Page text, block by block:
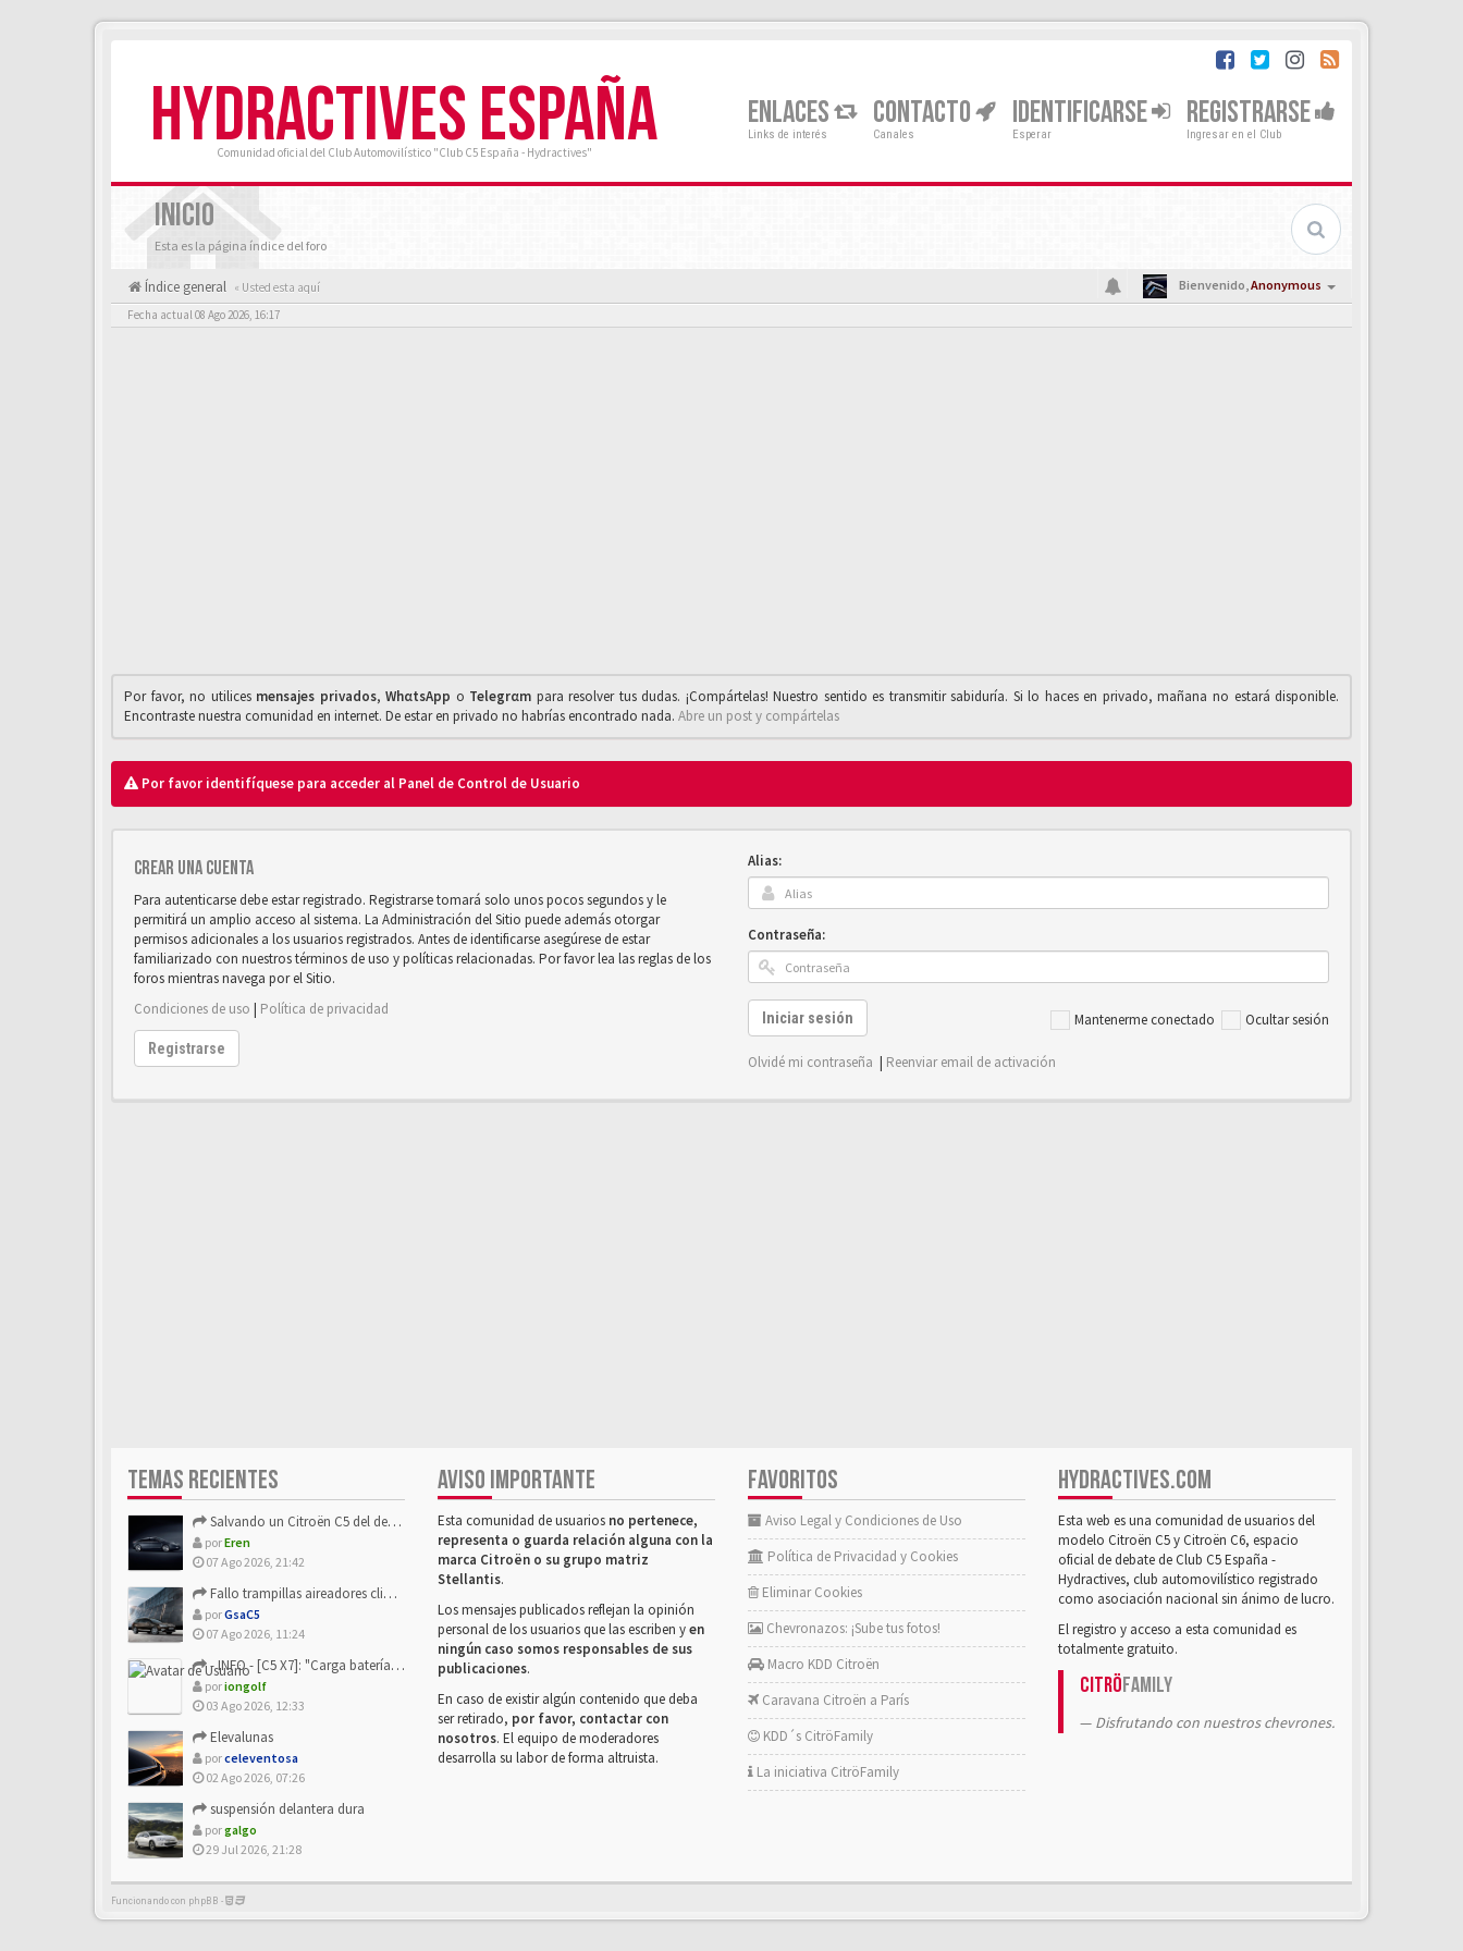
HYDRACTIVES ESPAÑA
Comunidad oficial del Club Automovilístico "Club C5 España - Hydractives"
ENLACES
Links de interés
CONTACTO
Canales
IDENTIFICARSE
Esperar
REGISTRARSE
Ingresar en el Club
INICIO
Esta es la página índice del foro
Índice general « Usted esta aquí Bienvenido,Anonymous
Fecha actual 08 Ago 2026, 16:17
Por favor, no utilices mensajes privados,WhαtsApp o Telegrαm para resolver tus dudas. ¡Compártelas! Nuestro sentido es transmitir sabiduría. Si lo haces en privado, mañana no estará disponible.
Encontraste nuestra comunidad en internet. De estar en privado no habrías encontrado nada. Abre un post y compártelas
Por favor identifíquese para acceder al Panel de Control de Usuario
Crear una cuenta
Para autenticarse debe estar registrado. Registrarse tomará solo unos pocos segundos y le
permitirá un amplio acceso al sistema. La Administración del Sitio puede además otorgar
permisos adicionales a los usuarios registrados. Antes de identificarse asegúrese de estar
familiarizado con nuestros términos de uso y políticas relacionadas. Por favor lea las reglas de los
foros mientras navega por el Sitio.
Condiciones de uso | Política de privacidad
Registrarse
Alias:
Contraseña:
Mantenerme conectado Ocultar sesión
Iniciar sesión
Olvidé mi contraseña | Reenviar email de activación
TEMAS RECIENTES
Salvando un Citroën C5 del desguace: Presentación y seguimiento
porEren
07 Ago 2026, 21:42
Fallo trampillas aireadores climatizador
porGsaC5
07 Ago 2026, 11:24
- INFO - [C5 X7]: "Carga batería o alimentación eléctri...
poriongolf
03 Ago 2026, 12:33
Elevalunas
porceleventosa
02 Ago 2026, 07:26
suspensión delantera dura
porgalgo
29 Jul 2026, 21:28
AVISO IMPORTANTE
Esta comunidad de usuarios no pertenece,
representa o guarda relación alguna con la
marca Citroën o su grupo matriz
Stellantis.
Los mensajes publicados reflejan la opinión
personal de los usuarios que las escriben yen
ningún caso somos responsables de sus
publicaciones.
En caso de existir algún contenido que deba
ser retirado, por favor, contactar con
nosotros. El equipo de moderadores
desarrolla su labor de forma altruista.
FAVORITOS
Aviso Legal y Condiciones de Uso
Política de Privacidad y Cookies
Eliminar Cookies
Chevronazos: ¡Sube tus fotos!
Macro KDD Citroën
Caravana Citroën a París
KDD´s CitröFamily
La iniciativa CitröFamily
HYDRACTIVES.COM
Esta web es una comunidad de usuarios del
modelo Citroën C5 y Citroën C6, espacio
oficial de debate de Club C5 España -
Hydractives, club automovilístico registrado
como asociación nacional sin ánimo de lucro.
El registro y acceso a esta comunidad es
totalmente gratuito.
CitröFamily
Disfrutando con nuestros chevrones.
Funcionando con phpBB -